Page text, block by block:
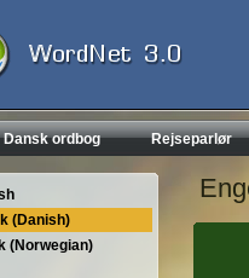
Dansk ordbog Rejseparlør
(Danish)
(Norwegian)